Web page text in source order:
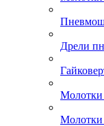
Дрели
Молотки
Молотки